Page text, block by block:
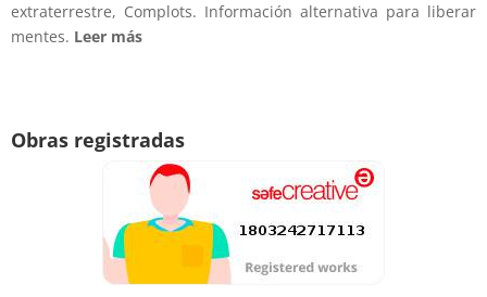
extraterrestre, Complots. Información alternativa para liberar
mentes. Leer más
Obras registradas